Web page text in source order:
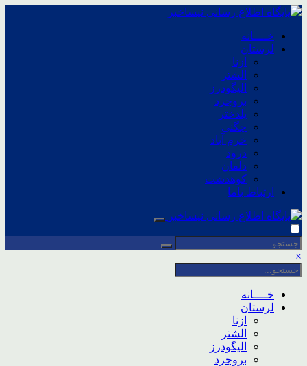
خــــانه
لرستان
ازنا
الشتر
الیگودرز
بروجرد
پلدختر
چگنی
خرم آباد
درود
دلفان
کوهدشت
ارتباط باما
×
خــــانه
لرستان
ازنا
الشتر
الیگودرز
بروجرد